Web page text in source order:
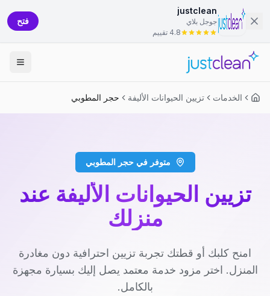
justclean
جوجل بلاي
4.8 تقييم
فتح
الخدمات تزيين الحيوانات الأليفة حجر المطوبي
متوفر في حجر المطوبي
تزيين الحيوانات الأليفة عند
منزلك
امنح كلبك أو قطتك تجربة تزيين احترافية دون مغادرة
المنزل. اختر مزود خدمة معتمد يصل إليك بسيارة مجهزة
بالكامل.